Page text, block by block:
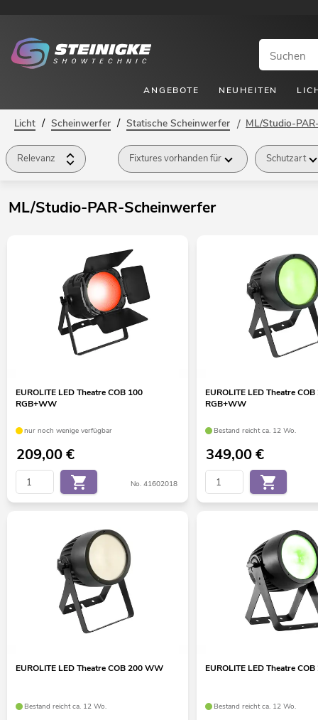
ANGEBOTE NEUHEITEN
Licht / Scheinwerfer / Statische Scheinwerfer / ML/Studio-
Relevanz Fixtures vorhanden für Schutzart
ML/Studio-PAR-Scheinwerfer
EUROLITE LED Theatre COB 100
RGB+WW
nur noch wenige verfügbar
209,00€
No. 41602018
EUROLITE LED Theatre COB
RGB+WW
Bestand reicht ca. 12 Wo.
349,00€
EUROLITE LED Theatre COB 200 WW
Bestand reicht ca. 12 Wo.
EUROLITE LED Theatre
Bestand reicht ca. 12 Wo.